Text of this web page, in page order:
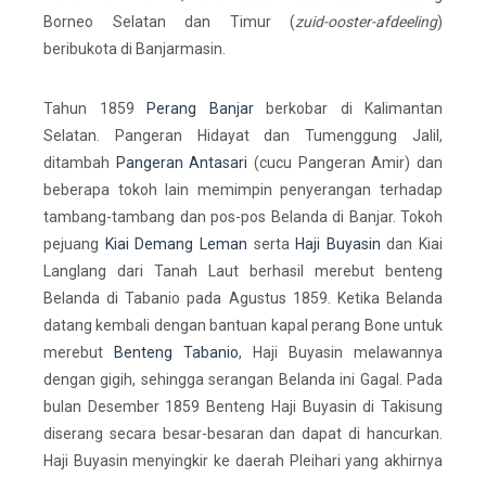
Borneo Selatan dan Timur (zuid-ooster-afdeeling)
beribukota di Banjarmasin.
Tahun 1859 Perang Banjarberkobar di Kalimantan
Selatan. Pangeran Hidayat dan Tumenggung Jalil,
ditambah Pangeran Antasari (cucu Pangeran Amir) dan
beberapa tokoh lain memimpin penyerangan terhadap
tambang-tambang dan pos-pos Belanda di Banjar. Tokoh
pejuang Kiai Demang Leman serta Haji Buyasin dan Kiai
Langlang dari Tanah Laut berhasil merebut benteng
Belanda di Tabanio pada Agustus 1859. Ketika Belanda
datang kembali dengan bantuan kapal perang Bone untuk
merebut
Benteng Tabanio, Haji Buyasin melawannya
dengan gigih, sehingga serangan Belanda ini Gagal. Pada
bulan Desember 1859 Benteng Haji Buyasin di Takisung
diserang secara besar-besaran dan dapat di hancurkan.
Haji Buyasin menyingkir ke daerah Pleihari yang akhirnya